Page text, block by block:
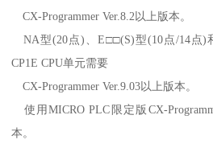
CX-Programmer Ver.8.2以上版本。
NA型(20点)、E□□(S)型(10点/14点)
CP1E CPU单元需要
CX-Programmer Ver.9.03以上版本。
使用MICRO PLC限定版CX-
本。